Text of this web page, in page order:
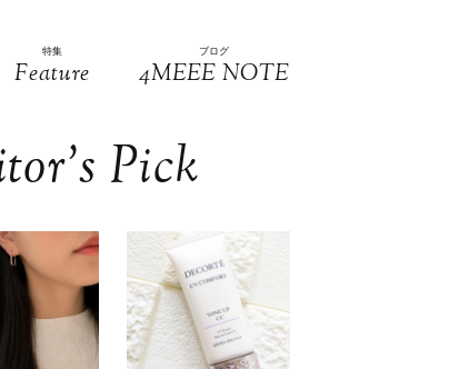
特集
Feature
ブログ
4MEEE NOTE
Pick